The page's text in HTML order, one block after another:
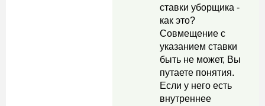
ставки уборщика -
как это?
Совмещение с
указанием ставки
быть не может, Вы
путаете понятия.
Если у него есть
внутреннее